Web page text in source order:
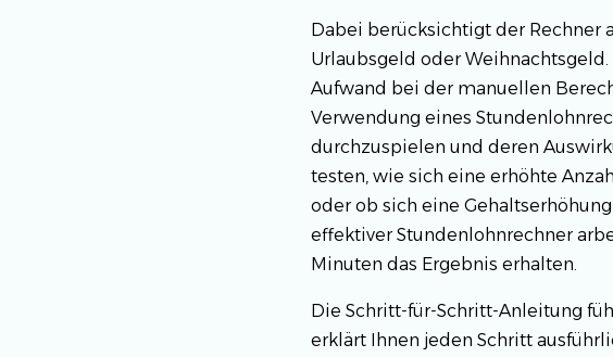
Dabei berücksichtigt der Rechner
Urlaubsgeld oder
Aufwand bei der manuellen
Verwendung eines
durchzuspielen und deren
testen, wie sich eine erhöhte
oder ob sich eine
effektiver Stundenlohnrechner
Minuten das Ergebnis erhalten.
Die Schritt-für-Schritt-Anleitung
erklärt Ihnen jeden Schritt